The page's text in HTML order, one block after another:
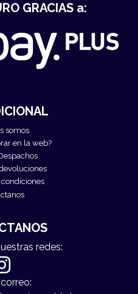
somos
en la web?
GRACIAS a:
redes: